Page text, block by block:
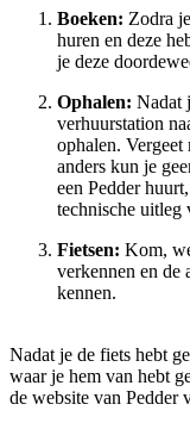
Boeken: Zodra
huren en deze
je deze
Ophalen: Nadat
verhuurstation
ophalen. Vergeet
anders kun je
een Pedder
technische uitleg
Fietsen: Kom,
verkennen en de
kennen.
Nadat je de fiets hebt
waar je hem van hebt
de website van Pedder